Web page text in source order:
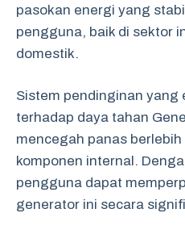
pasokan energi yang
pengguna, baik di sektor
domestik.
Sistem pendinginan yang
terhadap daya tahan
mencegah panas
komponen internal.
pengguna dapat
generator ini secara